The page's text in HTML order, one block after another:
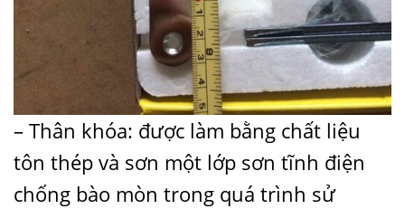
– Thân khóa: được làm bằng chất liệu
tôn thép và sơn một lớp sơn tĩnh điện
chống bào mòn trong quá trình sử